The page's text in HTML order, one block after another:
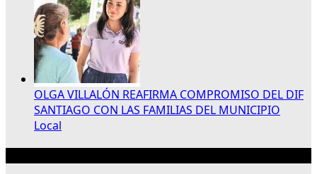
OLGA VILLALÓN REAFIRMA COMPROMISO DEL DIF
SANTIAGO CON LAS FAMILIAS DEL MUNICIPIO
Local